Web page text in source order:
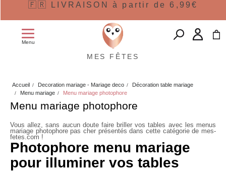
🇫🇷 LIVRAISON à partir de 6,99€
Menu
MES FÊTES
Accueil Decoration mariage - Mariage deco
Décoration table mariage
Menu mariage
Menu mariage photophore
Menu mariage photophore
Vous allez, sans aucun doute faire briller vos tables avec les menus
mariage photophore pas cher présentés dans cette catégorie de mes-
fetes.com !
Photophore menu mariage
pour illuminer vos tables